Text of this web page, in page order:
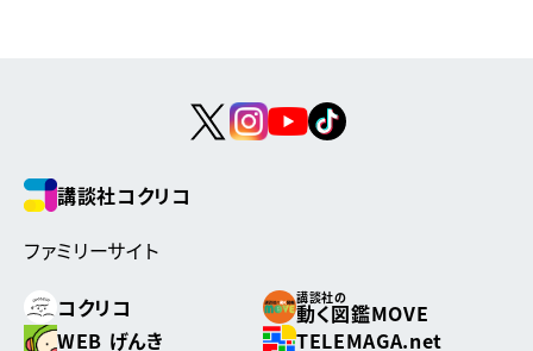
講談社コクリコ
ファミリーサイト
コクリコ
講談社の
動く図鑑MOVE
WEB げんき
TELEMAGA.net